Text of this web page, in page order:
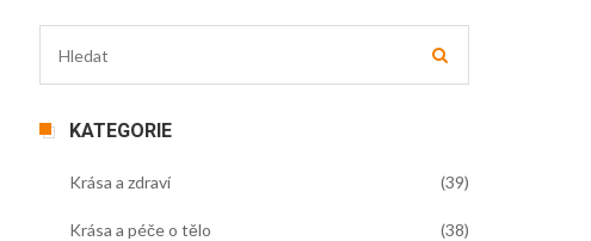
KATEGORIE
Krása a zdraví (39)
Krása a péče o tělo (38)